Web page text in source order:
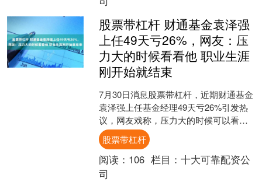
股票带杠杆 财通基金袁泽强
上任49天亏26%，网友：压
力大的时候看看他 职业生涯
刚开始就结束
7月30日消息股票带杠杆，近期财通基金
袁泽强上任基金经理49天亏26%引发热
议，网友戏称，压力大的时候可以看看
袁泽强，美好的职业生涯刚开始就结束
了。 资料显示，....
股票带杠杆
阅读： 106 栏目： 十大可靠配资公
司